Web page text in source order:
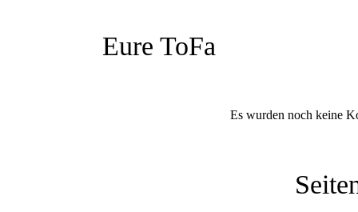
Eure ToFa
Es wurden noch keine